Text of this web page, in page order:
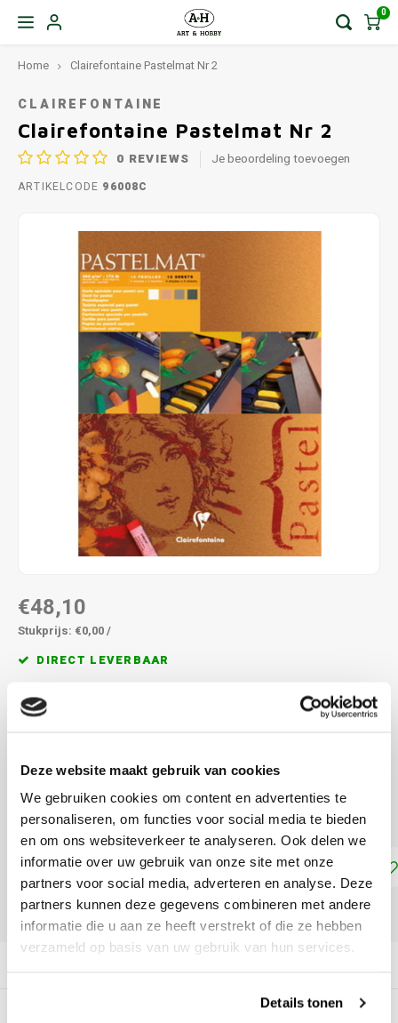
Deze website maakt gebruik van cookies
We gebruiken cookies om content en advertenties te
personaliseren, om functies voor social media te bieden
en om ons websiteverkeer te analyseren. Ook delen we
informatie over uw gebruik van onze site met onze
partners voor social media, adverteren en analyse. Deze
partners kunnen deze gegevens combineren met andere
informatie die u aan ze heeft verstrekt of die ze hebben
verzameld op basis van uw gebruik van hun services.
Details tonen
0
Home Clairefontaine Pastelmat Nr 2
CLAIREFONTAINE
Clairefontaine Pastelmat Nr 2
0 REVIEWS Je beoordeling toevoegen
ARTIKELCODE 96008C
€48,10
Stukprijs: €0,00 /
DIRECT LEVERBAAR
Pastelmat 360 grams voor droge pastels, maak een keuze
MAAK EEN KEUZE:*
30 x 40 cm - €48,10
Toevoegen aan winkelwagen
DELEN: